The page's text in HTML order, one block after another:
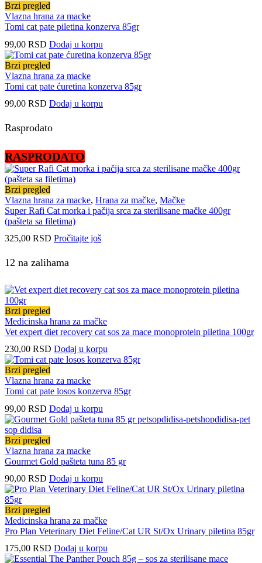
Brzi pregled
Vlazna hrana za macke
Tomi cat pate piletina konzerva 85gr
99,00 RSD Dodaj u korpu
Brzi pregled
Vlazna hrana za macke
Tomi cat pate ćuretina konzerva 85gr
99,00 RSD Dodaj u korpu
Rasprodato
RASPRODATO
Brzi pregled
Vlazna hrana za macke, Hrana za mačke, Mačke
Super Rafi Cat morka i pačija srca za sterilisane mačke 400gr
(pašteta sa filetima)
325,00 RSD Pročitajte još
12 na zalihama
Brzi pregled
Medicinska hrana za mačke
Vet expert diet recovery cat sos za mace monoprotein piletina 100gr
230,00 RSD Dodaj u korpu
Brzi pregled
Vlazna hrana za macke
Tomi cat pate losos konzerva 85gr
99,00 RSD Dodaj u korpu
Brzi pregled
Vlazna hrana za macke
Gourmet Gold pašteta tuna 85 gr
90,00 RSD Dodaj u korpu
Brzi pregled
Medicinska hrana za mačke
Pro Plan Veterinary Diet Feline/Cat UR St/Ox Urinary piletina 85gr
175,00 RSD Dodaj u korpu